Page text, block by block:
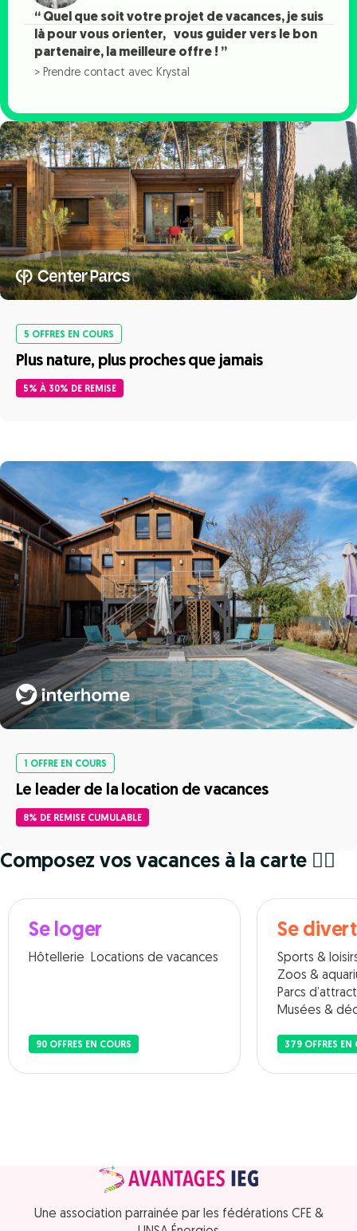
“ Quel que soit votre projet de vacances, je suis
là pour vous orienter, vous guider vers le bon
partenaire, la meilleure offre ! ”
> Prendre contact avec Krystal
5 OFFRES EN COURS
Plus nature, plus proches que jamais
5% À 30% DE REMISE
1 OFFRE EN COURS
Le leader de la location de vacances
8% DE REMISE CUMULABLE
Composez vos vacances à la carte 🧘‍♀️
Se loger
Hôtellerie Locations de vacances
90 OFFRES EN COURS
Se
Sports &
Zoos &
Parcs
Musées &
379 OFFRES EN
Une association parrainée par les fédérations CFE &